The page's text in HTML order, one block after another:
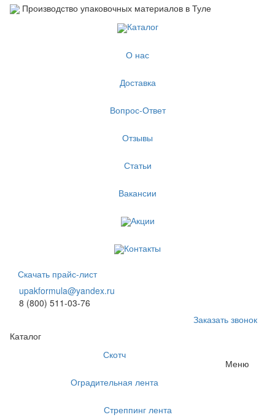
Производство упаковочных материалов в Туле
Каталог
О нас
Доставка
Вопрос-Ответ
Отзывы
Статьи
Вакансии
Акции
Контакты
Скачать прайс-лист
upakformula@yandex.ru
8 (800) 511-03-76
Заказать звонок
Меню
Каталог
Скотч
Оградительная лента
Стреппинг лента